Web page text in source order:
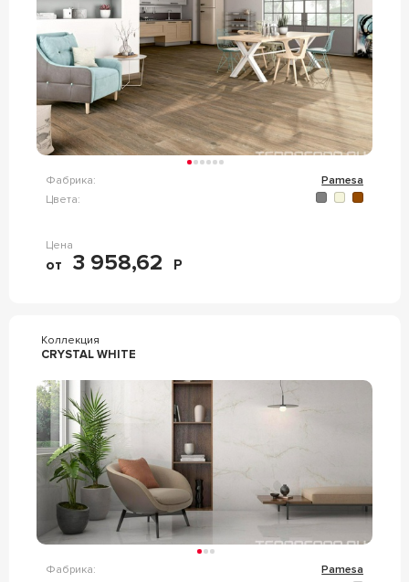
Фабрика:
Pamesa
Цвета:
Цена
от 3 958,62 Р
Коллекция
CRYSTAL WHITE
Фабрика:
Pamesa